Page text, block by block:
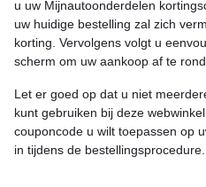
u uw Mijnautoonderdelen
uw huidige bestelling zal zich
korting. Vervolgens volgt u
scherm om uw aankoop af te
Let er goed op dat u niet
kunt gebruiken bij deze
couponcode u wilt toepassen op
in tijdens de bestellingsprocedure.